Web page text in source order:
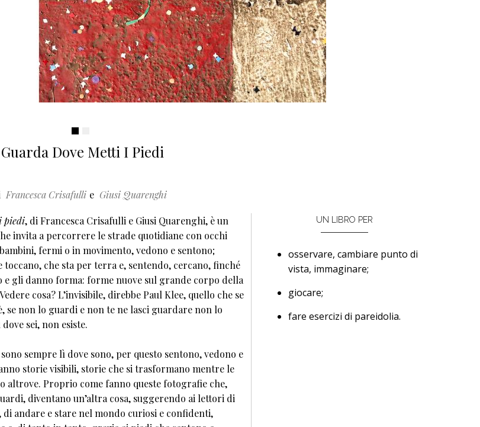
Guarda Dove Metti I Piedi
Francesca Crisafulli Giusi Quarenghi
piedi, di Francesca Crisafulli e Giusi Quarenghi, è un
invita a percorrere le strade quotidiane con occhi
fermi o in movimento, vedono e sentono;
toccano, che sta per terra e, sentendo, cercano, finché
e gli danno forma: forme nuove sul grande corpo della
cosa? L’invisibile, direbbe Paul Klee, quello che se
se non lo guardi e non te ne lasci guardare non lo
sei, non esiste.
sempre lì dove sono, per questo sentono, vedono e
storie visibili, storie che si trasformano mentre le
altrove. Proprio come fanno queste fotografie che,
diventano un’altra cosa, suggerendo ai lettori di
di andare e stare nel mondo curiosi e confidenti,
UN LIBRO PER
osservare, cambiare punto di
vista, immaginare;
giocare;
fare esercizi di pareidolia.